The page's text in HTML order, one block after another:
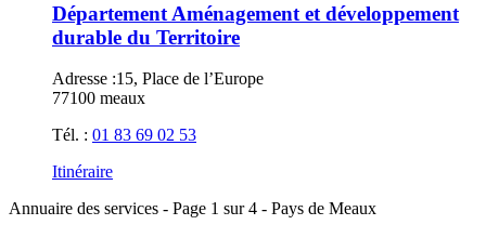
Département Aménagement et développement
durable du Territoire
Adresse :15, Place de l’Europe
77100 meaux
Tél. : 01 83 69 02 53
Itinéraire
Annuaire des services - Page 1 sur 4 - Pays de Meaux